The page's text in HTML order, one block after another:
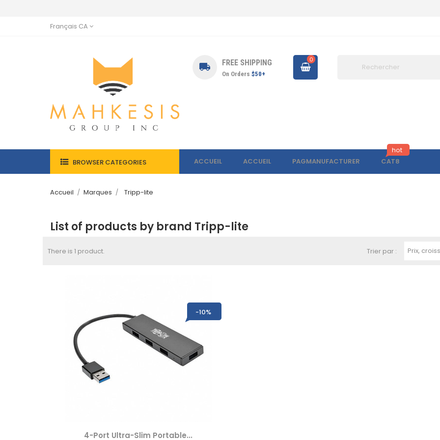
Français CA
 FREE SHIPPING
On Orders $50+
0
BROWSER CATEGORIES ACCUEIL ACCUEIL PAGMANUFACTURER CAT8
hot
Accueil Marques Tripp-lite
List of products by brand Tripp-lite
There is 1 product. Trier par : Prix,
-10%
4-Port Ultra-Slim Portable...